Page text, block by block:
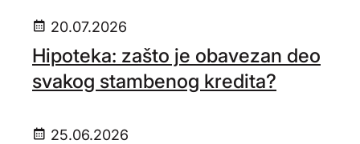
20.07.2026
Hipoteka: zašto je obavezan deo
svakog stambenog kredita?
25.06.2026